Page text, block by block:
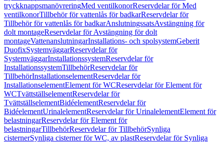
tryckknappsmanövreringMed ventilkonorReservdelar för Med
ventilkonorTillbehör för vattenlås för badkarReservdelar för
Tillbehör för vattenlås för badkarAnslutningssatsAvstängning för
dolt montageReservdelar för Avstängning för dolt
montageVattenanslutningarInstallations- och spolsystemGeberit
DuofixSystemväggarReservdelar för
SystemväggarInstallationssystemReservdelar för
InstallationssystemTillbehörReservdelar för
TillbehörInstallationselementReservdelar för
InstallationselementElement för WCReservdelar för Element för
WCTvättställselementReservdelar för
TvättställselementBidéelementReservdelar för
BidéelementUrinalelementReservdelar för UrinalelementElement för
belastningarReservdelar för Element för
belastningarTillbehörReservdelar för TillbehörSynliga
cisternerSynliga cisterner för WC, av plastReservdelar för Synliga